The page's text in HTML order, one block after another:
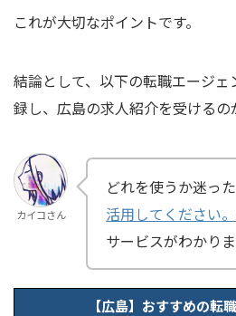
これが大切なポイントです。
結論として、以下の転職エージ
録し、広島の求人紹介を受けるの
カイコさん
どれを使うか迷った
活用してください。
サービスがわかりま
【広島】おすすめの転